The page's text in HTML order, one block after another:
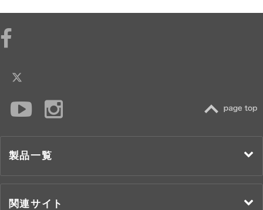
製品一覧
関連サイト